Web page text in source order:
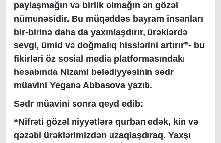
paylaşmağın və birlik olmağın ən gözəl
nümunəsidir. Bu müqəddəs bayram insanları
bir-birinə daha da yaxınlaşdırır, ürəklərdə
sevgi, ümid və doğmalıq hisslərini artırır”- bu
fikirləri öz sosial media platformasındakı
hesabında Nizami bələdiyyəsinin sədr
müavini Yeganə Abbasova yazıb.
Sədr müavini sonra qeyd edib:
“Nifrəti gözəl niyyətlərə qurban edək, kin və
qəzəbi ürəklərimizdən uzaqlaşdıraq. Yaxşı